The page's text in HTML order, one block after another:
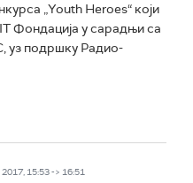
„Youth Heroes“ који
Фондација у сарадњи са
уз подршку Радио-
15:53 -> 16:51